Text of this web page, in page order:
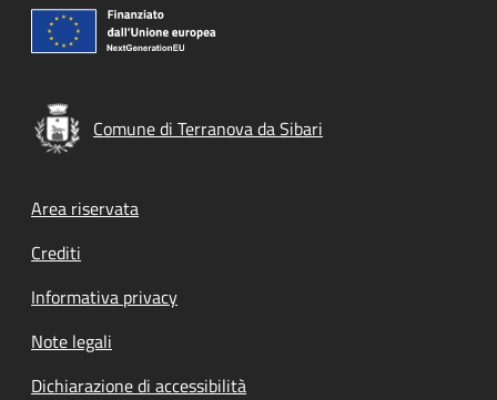
Comune di Terranova da Sibari
Footer menu
Area riservata
Crediti
Informativa privacy
Note legali
Dichiarazione di accessibilità